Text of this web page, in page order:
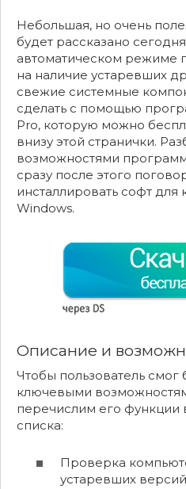
Небольшая, но очень
будет рассказано
автоматическом режиме
на наличие устаревших
свежие системные
сделать с помощью
Pro, которую можно
внизу этой странички.
возможностями
сразу после этого
инсталлировать софт для
Windows.
Описание и
Чтобы пользователь смог
ключевыми
перечислим его функции
списка:
Проверка
устаревших